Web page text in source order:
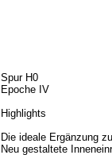
Spur H0
Epoche IV
Highlights
Die ideale Ergänzung
Neu gestaltete